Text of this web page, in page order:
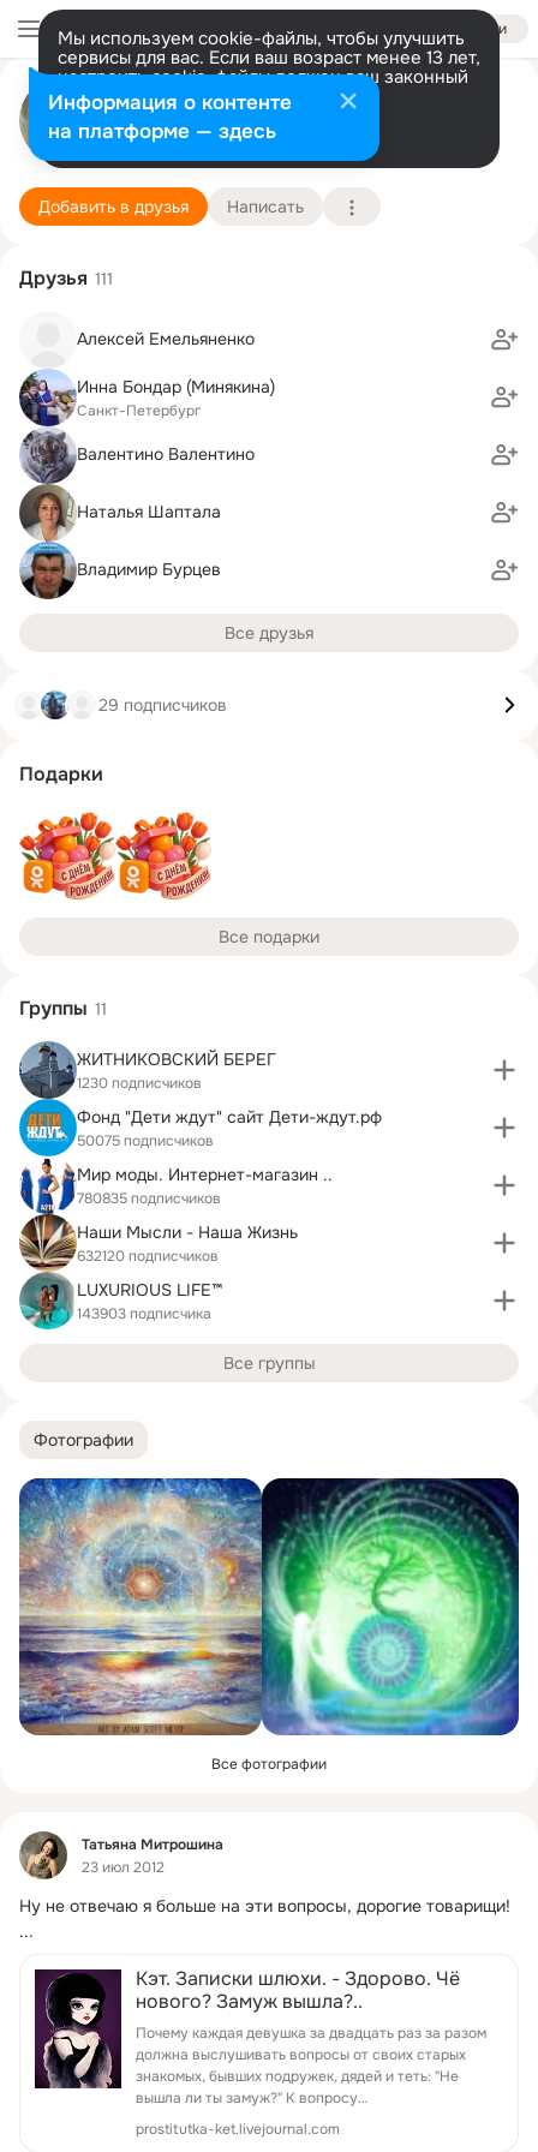
Войти
Мы используем cookie-файлы, чтобы улучшить
сервисы для вас. Если ваш возраст менее 13 лет,
настроить cookie-файлы должен ваш законный
представитель. Больше информации
Разрешить все Настроить
Татьяна Митрошина
Уфа, Санкт-Петербург
23 школа
Подробнее
Добавить в друзья Написать
Фотографии
Все фотографии
Фид
Татьяна Митрошина
23 июл 2012
Ну не отвечаю я больше на эти вопросы, дорогие товарищи!
...
Кэт. Записки шлюхи. - Здорово. Чё
нового? Замуж вышла?..
Почему каждая девушка за двадцать раз за разом
должна выслушивать вопросы от своих старых
знакомых, бывших подружек, дядей и теть: "Не
вышла ли ты замуж?" К вопросу…
prostitutka-ket.livejournal.com
Друзья 111
Алексей Емельяненко
Инна Бондар (Минякина)
Санкт-Петербург
Валентино Валентино
Наталья Шаптала
Владимир Бурцев
Все друзья
29 подписчиков
Подарки
Все подарки
Группы 11
ЖИТНИКОВСКИЙ БЕРЕГ
1230 подписчиков
Фонд "Дети ждут" сайт Дети-ждут.рф
50075 подписчиков
Мир моды. Интернет-магазин ..
780835 подписчиков
Наши Мысли - Наша Жизнь
632120 подписчиков
LUXURIOUS LIFE™
143903 подписчика
Все группы
Информация о контенте
на платформе — здесь